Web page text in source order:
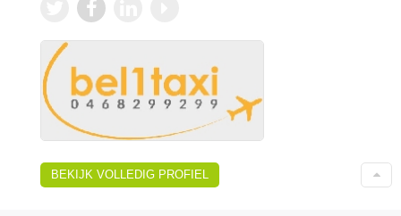
BEKIJK VOLLEDIG PROFIEL